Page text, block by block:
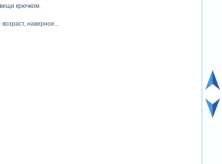
крючком.
наверное...